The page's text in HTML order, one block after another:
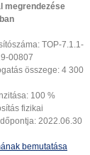
megrendezése
TOP-7.1.1-
00807
összege: 4 300
100 %
fizikai
2022.06.30
bemutatása